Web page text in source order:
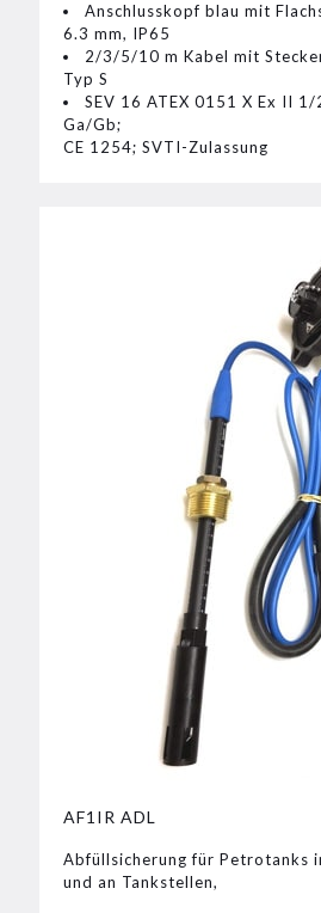
Anschlusskopf blau mit
6.3 mm, IP65
2/3/5/10 m Kabel mit
Typ S
SEV 16 ATEX 0151 X Ex II
Ga/Gb;
CE 1254; SVTI-Zulassung
AF1IR ADL
Abfüllsicherung für Petrotanks
und an Tankstellen,